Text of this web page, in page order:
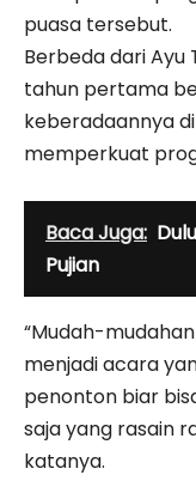
puasa tersebut.
Berbeda dari Ayu
tahun pertama
keberadaannya
memperkuat
Baca Juga:
Pujian
“Mudah-
menjadi acara
penonton biar
saja yang rasain
katanya.